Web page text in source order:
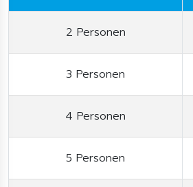
2 Personen
3 Personen
4 Personen
5 Personen